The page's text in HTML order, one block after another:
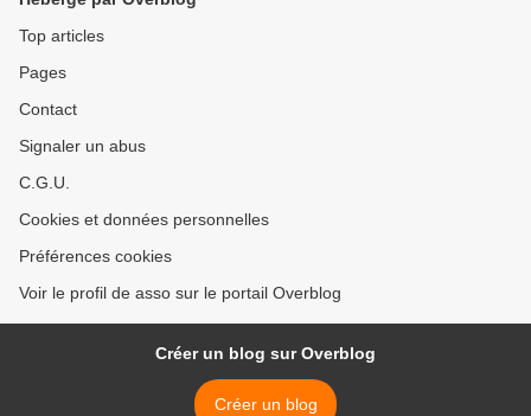
Top articles
Pages
Contact
Signaler un abus
C.G.U.
Cookies et données personnelles
Préférences cookies
Voir le profil de asso sur le portail Overblog
Créer un blog sur Overblog
Créer un blog